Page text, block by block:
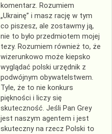
komentarz. Rozumiem
„Ukrainę” i masz rację w tym
co piszesz, ale zostawmy ją,
nie to było przedmiotem mojej
tezy. Rozumiem również to, że
wizerunkowo może kiepsko
wyglądać polski urzędnik z
podwójnym obywatelstwem.
Tyle, że to nie konkurs
piękności i liczy się
skuteczność. Jeśli Pan Grey
jest naszym agentem i jest
skuteczny na rzecz Polski to